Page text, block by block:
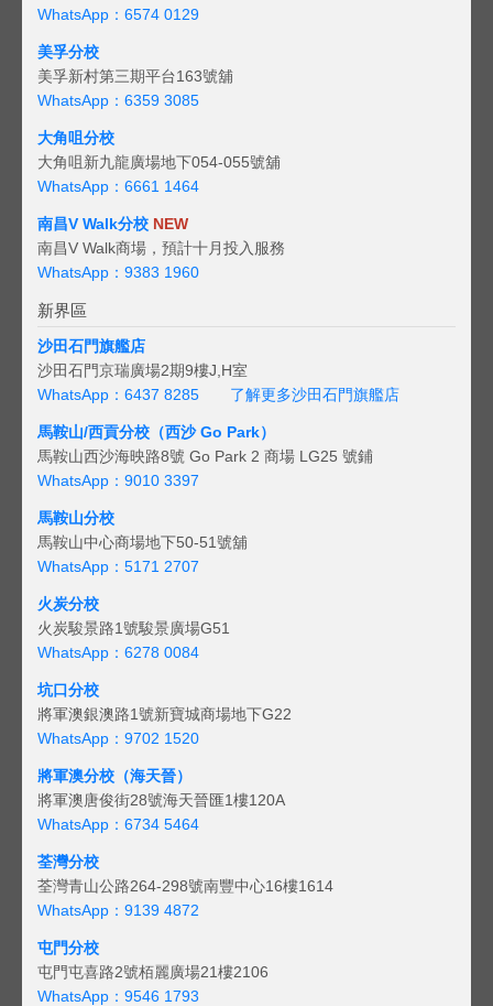
WhatsApp：6574 0129
美孚分校
美孚新村第三期平台163號舖
WhatsApp：6359 3085
大角咀分校
大角咀新九龍廣場地下054-055號舖
WhatsApp：6661 1464
南昌V Walk分校 NEW
南昌V Walk商場，預計十月投入服務
WhatsApp：9383 1960
新界區
沙田石門旗艦店
沙田石門京瑞廣場2期9樓J,H室
WhatsApp：6437 8285
了解更多沙田石門旗艦店
馬鞍山/西貢分校（西沙 Go Park）
馬鞍山西沙海映路8號 Go Park 2 商場 LG25 號鋪
WhatsApp：9010 3397
馬鞍山分校
馬鞍山中心商場地下50-51號舖
WhatsApp：5171 2707
火炭分校
火炭駿景路1號駿景廣場G51
WhatsApp：6278 0084
坑口分校
將軍澳銀澳路1號新寶城商場地下G22
WhatsApp：9702 1520
將軍澳分校（海天晉）
將軍澳唐俊街28號海天晉匯1樓120A
WhatsApp：6734 5464
荃灣分校
荃灣青山公路264-298號南豐中心16樓1614
WhatsApp：9139 4872
屯門分校
屯門屯喜路2號栢麗廣場21樓2106
WhatsApp：9546 1793